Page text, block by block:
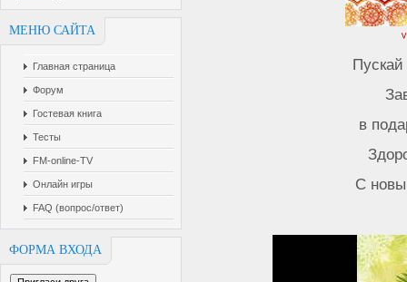
МЕНЮ САЙТА
Главная страница
Форум
Гостевая книга
Тесты
FM-online-TV
Онлайн игры
FAQ (вопрос/ответ)
ФОРМА ВХОДА
в
С